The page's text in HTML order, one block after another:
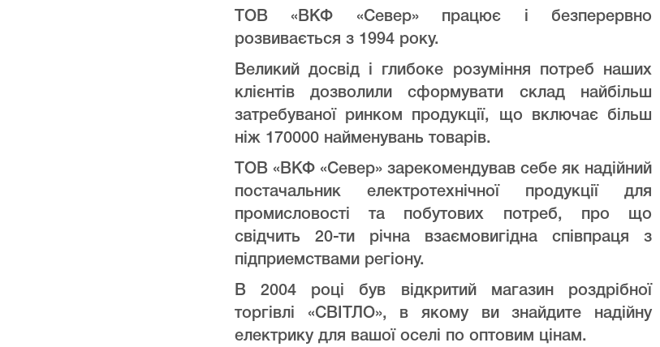
ТОВ «ВКФ «Север» працює і безперервно
розвивається з 1994 року.
Великий досвід і глибоке розуміння потреб наших
клієнтів дозволили сформувати склад найбільш
затребуваної ринком продукції, що включає більш
ніж 170000 найменувань товарів.
ТОВ «ВКФ «Север» зарекомендував себе як надійний
постачальник електротехнічної продукції для
промисловості та побутових потреб, про що
свідчить 20-ти річна взаємовигідна співпраця з
підприемствами регіону.
В 2004 році був відкритий магазин роздрібної
торгівлі «СВІТЛО», в якому ви знайдите надійну
електрику для вашої оселі по оптовим цінам.